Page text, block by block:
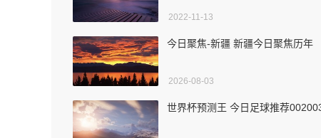
2022-11-13
今日聚焦-新疆 新疆今日聚焦历年
2026-08-03
世界杯预测王 今日足球推荐